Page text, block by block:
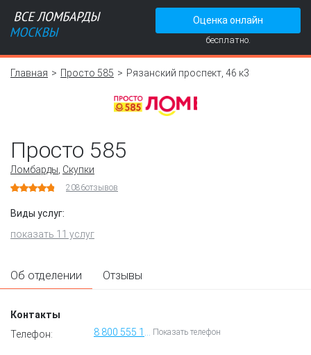
Оценка онлайн
бесплатно.
Главная Просто 585 Рязанский проспект, 46 к3
Просто 585
Ломбарды Скупки
2086отзывов
Виды услуг:
показать 11 услуг
Об отделении Отзывы
Контакты
Телефон:
Показать телефон